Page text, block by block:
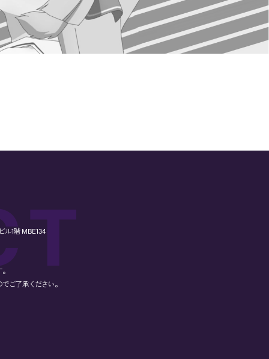
ル1階 MBE134
ご了承ください。